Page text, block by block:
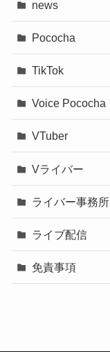
news
Pococha
TikTok
Voice Pococha
VTuber
Vライバー
ライバー事務所
ライブ配信
免責事項